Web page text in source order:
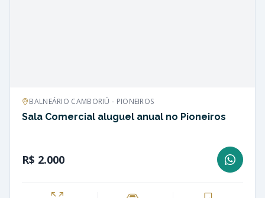
BALNEÁRIO CAMBORIÚ - PIONEIROS
Sala Comercial aluguel anual no Pioneiros
R$ 2.000